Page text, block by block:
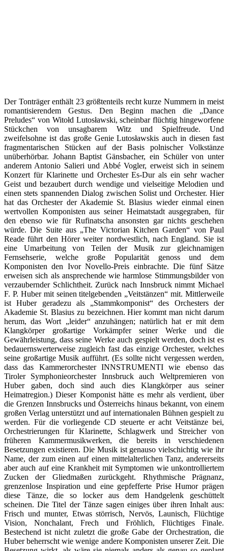
Der Tonträger enthält 23 größtenteils recht kurze Nummern in meist
romantisierendem Gestus. Den Beginn machen die „Dance
Preludes“ von Witołd Lutosławski, scheinbar flüchtig hingeworfene
Stückchen von unsagbarem Witz und Spielfreude. Und
zweifelsohne ist das große Genie Lutosławskis auch in diesen fast
fragmentarischen Stücken auf der Basis polnischer Volkstänze
unüberhörbar. Johann Baptist Gänsbacher, ein Schüler von unter
anderem Antonio Salieri und Abbé Vogler, erweist sich in seinem
Konzert für Klarinette und Orchester Es-Dur als ein sehr wacher
Geist und bezaubert durch wendige und vielseitige Melodien und
einen stets spannenden Dialog zwischen Solist und Orchester. Hier
hat das Orchester der Akademie St. Blasius wieder einmal einen
wertvollen Komponisten aus seiner Heimatstadt ausgegraben, für
den ebenso wie für Rufinatscha ansonsten gar nichts geschehen
würde. Die Suite aus „The Victorian Kitchen Garden“ von Paul
Reade führt den Hörer weiter nordwestlich, nach England. Sie ist
eine Umarbeitung von Teilen der Musik zur gleichnamigen
Fernsehserie, welche große Popularität genoss und dem
Komponisten den Ivor Novello-Preis einbrachte. Die fünf Sätze
erweisen sich als ansprechende wie harmlose Stimmungsbilder von
verzaubernder Schlichtheit. Zurück nach Innsbruck nimmt Michael
F. P. Huber mit seinen titelgebenden „Veitstänzen“ mit. Mittlerweile
ist Huber geradezu als „Stammkomponist“ des Orchesters der
Akademie St. Blasius zu bezeichnen. Hier kommt man nicht darum
herum, das Wort „leider“ anzuhängen; natürlich hat er mit dem
Klangkörper großartige Vorkämpfer seiner Werke und die
Gewährleistung, dass seine Werke auch gespielt werden, doch ist es
bedauernswerterweise zugleich fast das einzige Orchester, welches
seine großartige Musik aufführt. (Es sollte nicht vergessen werden,
dass das Kammerorchester INNSTRUMENTI wie ebenso das
Tiroler Symphonieorchester Innsbruck auch Weltpremieren von
Huber gaben, doch sind auch dies Klangkörper aus seiner
Heimatregion.) Dieser Komponist hätte es mehr als verdient, über
die Grenzen Innsbrucks und Österreichs hinaus bekannt, von einem
großen Verlag unterstützt und auf internationalen Bühnen gespielt zu
werden. Für die vorliegende CD steuerte er acht Veitstänze bei,
Orchestrierungen für Klarinette, Schlagwerk und Streicher von
früheren Kammermusikwerken, die bereits in verschiedenen
Besetzungen existieren. Die Musik ist genauso vielschichtig wie ihr
Name, der zum einen auf einen mittelalterlichen Tanz, andererseits
aber auch auf eine Krankheit mit Symptomen wie unkontrolliertem
Zucken der Gliedmaßen zurückgeht. Rhythmische Prägnanz,
grenzenlose Inspiration und eine gepfefferte Prise Humor prägen
diese Tänze, die so locker aus dem Handgelenk geschüttelt
scheinen. Die Titel der Tänze sagen einiges über ihren Inhalt aus:
Frisch und munter, Etwas störrisch, Nervös, Launisch, Flüchtige
Vision, Nonchalant, Frech und Fröhlich, Flüchtiges Finale.
Bestechend ist nicht zuletzt die große Gabe der Orchestration, die
Huber beherrscht wie wenige andere Komponisten unserer Zeit. Die